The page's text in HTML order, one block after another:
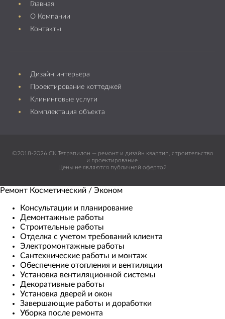
Главная
О Компании
Контакты
Дизайн интерьера
Проектирование коттеджей
Клининговые услуги
Комплектация объекта
©2018-2026 СК Тетрапилон — ремонт и дизайн квартир, строительство
и проектирование.
Цены не являются публичной офертой
Ремонт Косметический / Эконом​
Консультации и планирование
Демонтажные работы
Строительные работы
Отделка с учетом требований клиента
Электромонтажные работы
Сантехнические работы и монтаж
Обеспечение отопления и вентиляции
Установка вентиляционной системы
Декоративные работы
Установка дверей и окон
Завершающие работы и доработки
Уборка после ремонта